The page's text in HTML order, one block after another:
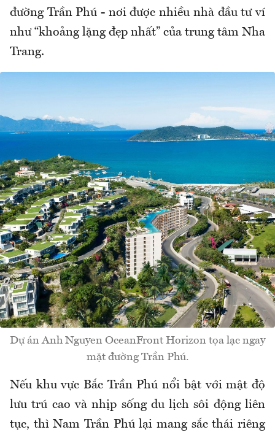
đường Trần Phú - nơi được nhiều nhà đầu tư ví
như “khoảng lặng đẹp nhất” của trung tâm Nha
Trang.
Dự án Anh Nguyen OceanFront Horizon tọa lạc ngay
mặt đường Trần Phú.
Nếu khu vực Bắc Trần Phú nổi bật với mật độ
lưu trú cao và nhịp sống du lịch sôi động liên
tục, thì Nam Trần Phú lại mang sắc thái riêng